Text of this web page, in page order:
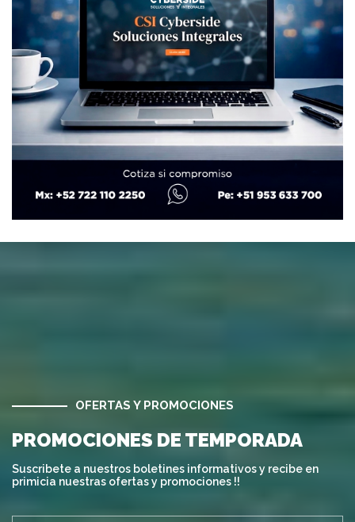
OFERTAS Y PROMOCIONES
PROMOCIONES DE TEMPORADA
Suscribete a nuestros boletines informativos y recibe en
primicia nuestras ofertas y promociones !!